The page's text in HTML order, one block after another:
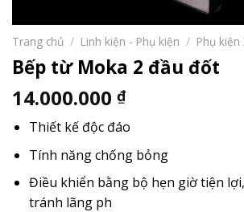
Trang chủ / Linh kiện - Phụ kiện / Phụ kiện
Bếp từ Moka 2 đầu đốt
14.000.000 ₫
Thiết kế độc đáo
Tính năng chống bỏng
Điều khiển bằng bộ hẹn giờ tiện
tránh lãng ph